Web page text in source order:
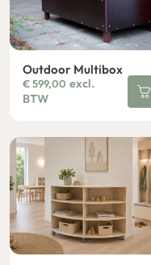
Outdoor Multibox
€599,00 excl.
BTW